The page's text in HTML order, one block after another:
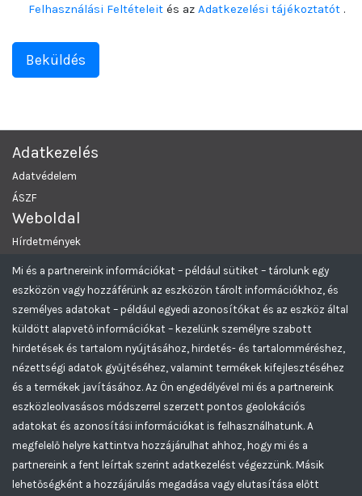
Felhasználási Feltételeit és az Adatkezelési tájékoztatót .
Adatkezelés
Adatvédelem
ÁSZF
Weboldal
Hírdetmények
Rólunk
Támogatás
Elérhetőség
Kapcsolatfelvétel
GYIK
Pomáz Önkormányzat Aukciós rendszere© 2026 Minden Jog
Fenntartva.
Greencomp Aukciós rendszer
Feliratkozom az Pomáz aukciós hírlevelére
Mi és a partnereink információkat – például sütiket – tárolunk egy
eszközön vagy hozzáférünk az eszközön tárolt információkhoz, és
személyes adatokat – például egyedi azonosítókat és az eszköz által
küldött alapvető információkat – kezelünk személyre szabott
hirdetések és tartalom nyújtásához, hirdetés- és tartalomméréshez,
nézettségi adatok gyűjtéséhez, valamint termékek kifejlesztéséhez
és a termékek javításához. Az Ön engedélyével mi és a partnereink
eszközleolvasásos módszerrel szerzett pontos geolokációs
adatokat és azonosítási információkat is felhasználhatunk. A
megfelelő helyre kattintva hozzájárulhat ahhoz, hogy mi és a
partnereink a fent leírtak szerint adatkezelést végezzünk. Másik
lehetőségként a hozzájárulás megadása vagy elutasítása előtt